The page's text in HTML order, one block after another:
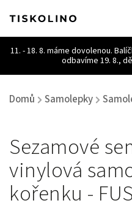
Domů / Samolepky /
Sezamové
vinylová
kořenku -